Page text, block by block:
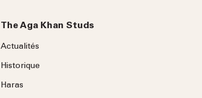
The Aga Khan Studs
Actualités
Historique
Haras